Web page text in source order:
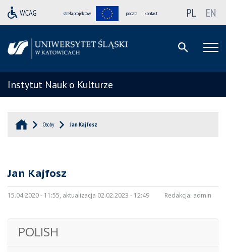
strefa projektów poczta kontakt PL EN
Instytut Nauk o Kulturze
Osoby Jan Kajfosz
Jan Kajfosz
15.04.2020 - 11:55, aktualizacja 02.02.2023 - 12:49 Redakcja: admin
POLISH